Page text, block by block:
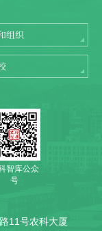
组织
智库公众
号
11号农科大厦